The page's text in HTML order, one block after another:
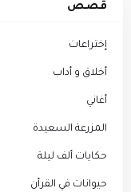
قصص
إختراعات
أخلاق و أداب
أغاني
المزرعة السعيدة
حكايات ألف ليلة
حيوانات في القرأن